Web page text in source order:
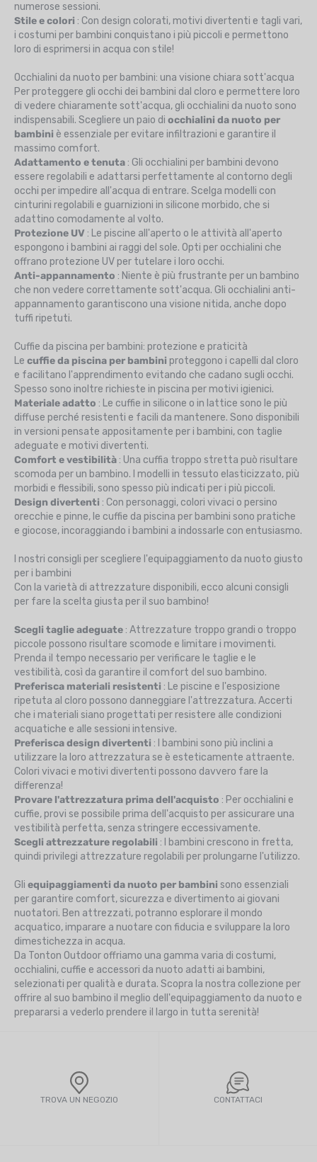
numerose sessioni.
Stile e colori : Con design colorati, motivi divertenti e tagli vari,
i costumi per bambini conquistano i più piccoli e permettono
loro di esprimersi in acqua con stile!
Occhialini da nuoto per bambini: una visione chiara sott'acqua
Per proteggere gli occhi dei bambini dal cloro e permettere loro
di vedere chiaramente sott'acqua, gli occhialini da nuoto sono
indispensabili. Scegliere un paio di occhialini da nuoto per
bambini è essenziale per evitare infiltrazioni e garantire il
massimo comfort.
Adattamento e tenuta : Gli occhialini per bambini devono
essere regolabili e adattarsi perfettamente al contorno degli
occhi per impedire all'acqua di entrare. Scelga modelli con
cinturini regolabili e guarnizioni in silicone morbido, che si
adattino comodamente al volto.
Protezione UV : Le piscine all'aperto o le attività all'aperto
espongono i bambini ai raggi del sole. Opti per occhialini che
offrano protezione UV per tutelare i loro occhi.
Anti-appannamento : Niente è più frustrante per un bambino
che non vedere correttamente sott'acqua. Gli occhialini anti-
appannamento garantiscono una visione nitida, anche dopo
tuffi ripetuti.
Cuffie da piscina per bambini: protezione e praticità
Le cuffie da piscina per bambini proteggono i capelli dal cloro
e facilitano l'apprendimento evitando che cadano sugli occhi.
Spesso sono inoltre richieste in piscina per motivi igienici.
Materiale adatto : Le cuffie in silicone o in lattice sono le più
diffuse perché resistenti e facili da mantenere. Sono disponibili
in versioni pensate appositamente per i bambini, con taglie
adeguate e motivi divertenti.
Comfort e vestibilità : Una cuffia troppo stretta può risultare
scomoda per un bambino. I modelli in tessuto elasticizzato, più
morbidi e flessibili, sono spesso più indicati per i più piccoli.
Design divertenti : Con personaggi, colori vivaci o persino
orecchie e pinne, le cuffie da piscina per bambini sono pratiche
e giocose, incoraggiando i bambini a indossarle con entusiasmo.
I nostri consigli per scegliere l'equipaggiamento da nuoto giusto
per i bambini
Con la varietà di attrezzature disponibili, ecco alcuni consigli
per fare la scelta giusta per il suo bambino!
Scegli taglie adeguate : Attrezzature troppo grandi o troppo
piccole possono risultare scomode e limitare i movimenti.
Prenda il tempo necessario per verificare le taglie e le
vestibilità, così da garantire il comfort del suo bambino.
Preferisca materiali resistenti : Le piscine e l'esposizione
ripetuta al cloro possono danneggiare l'attrezzatura. Accerti
che i materiali siano progettati per resistere alle condizioni
acquatiche e alle sessioni intensive.
Preferisca design divertenti : I bambini sono più inclini a
utilizzare la loro attrezzatura se è esteticamente attraente.
Colori vivaci e motivi divertenti possono davvero fare la
differenza!
Provare l'attrezzatura prima dell'acquisto : Per occhialini e
cuffie, provi se possibile prima dell'acquisto per assicurare una
vestibilità perfetta, senza stringere eccessivamente.
Scegli attrezzature regolabili : I bambini crescono in fretta,
quindi privilegi attrezzature regolabili per prolungarne l'utilizzo.
Gli equipaggiamenti da nuoto per bambini sono essenziali
per garantire comfort, sicurezza e divertimento ai giovani
nuotatori. Ben attrezzati, potranno esplorare il mondo
acquatico, imparare a nuotare con fiducia e sviluppare la loro
dimestichezza in acqua.
Da Tonton Outdoor offriamo una gamma varia di costumi,
occhialini, cuffie e accessori da nuoto adatti ai bambini,
selezionati per qualità e durata. Scopra la nostra collezione per
offrire al suo bambino il meglio dell'equipaggiamento da nuoto e
prepararsi a vederlo prendere il largo in tutta serenità!
TROVA UN NEGOZIO CONTATTACI